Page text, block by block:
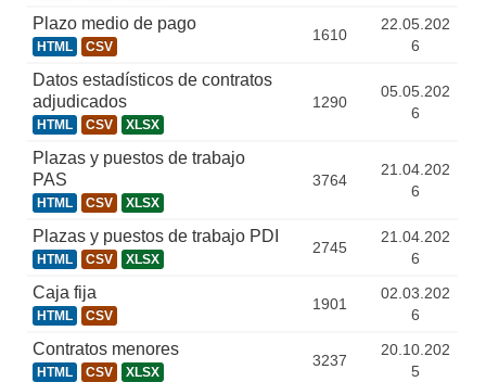
Plazo medio de pago
HTML CSV
1610
22.05.202
6
Datos estadísticos de contratos
adjudicados
HTML CSV XLSX
1290
05.05.202
6
Plazas y puestos de trabajo
PAS
HTML CSV XLSX
3764
21.04.202
6
Plazas y puestos de trabajo PDI
HTML CSV XLSX
2745
21.04.202
6
Caja fija
HTML CSV
1901
02.03.202
6
Contratos menores
HTML CSV XLSX
3237
20.10.202
5